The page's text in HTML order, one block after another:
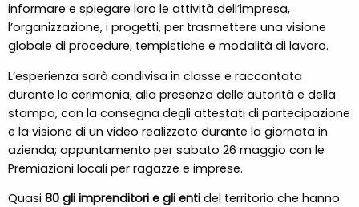
informare e spiegare loro le attività dell’impresa,
l’organizzazione, i progetti, per trasmettere una visione
globale di procedure, tempistiche e modalità di lavoro.
L’esperienza sarà condivisa in classe e raccontata
durante la cerimonia, alla presenza delle autorità e della
stampa, con la consegna degli attestati di partecipazione
e la visione di un video realizzato durante la giornata in
azienda; appuntamento per sabato 26 maggio con le
Premiazioni locali per ragazze e imprese.
Quasi 80 gli imprenditori e gli enti del territorio che hanno